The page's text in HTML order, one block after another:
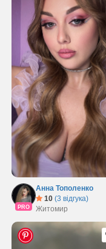
PRO
Анна Тополенко
10 (3 відгука)
Житомир